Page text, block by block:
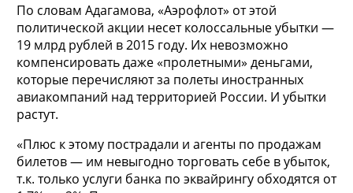
По словам Адагамова, «Аэрофлот» от этой
политической акции несет колоссальные убытки —
19 млрд рублей в 2015 году. Их невозможно
компенсировать даже «пролетными» деньгами,
которые перечисляют за полеты иностранных
авиакомпаний над территорией России. И убытки
растут.
«Плюс к этому пострадали и агенты по продажам
билетов — им невыгодно торговать себе в убыток,
т.к. только услуги банка по эквайрингу обходятся от